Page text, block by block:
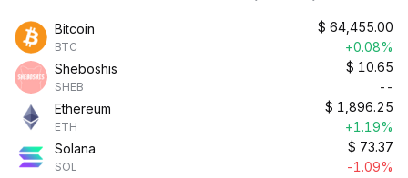
Bitcoin
BTC
$ 64,455.00
+0.08%
Sheboshis
SHEB
$ 10.65
--
Ethereum
ETH
$ 1,896.25
+1.19%
Solana
SOL
$ 73.37
-1.09%